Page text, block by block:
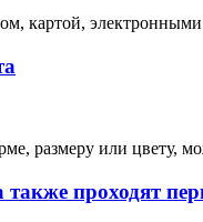
картой,
размеру или цвету,
проходят